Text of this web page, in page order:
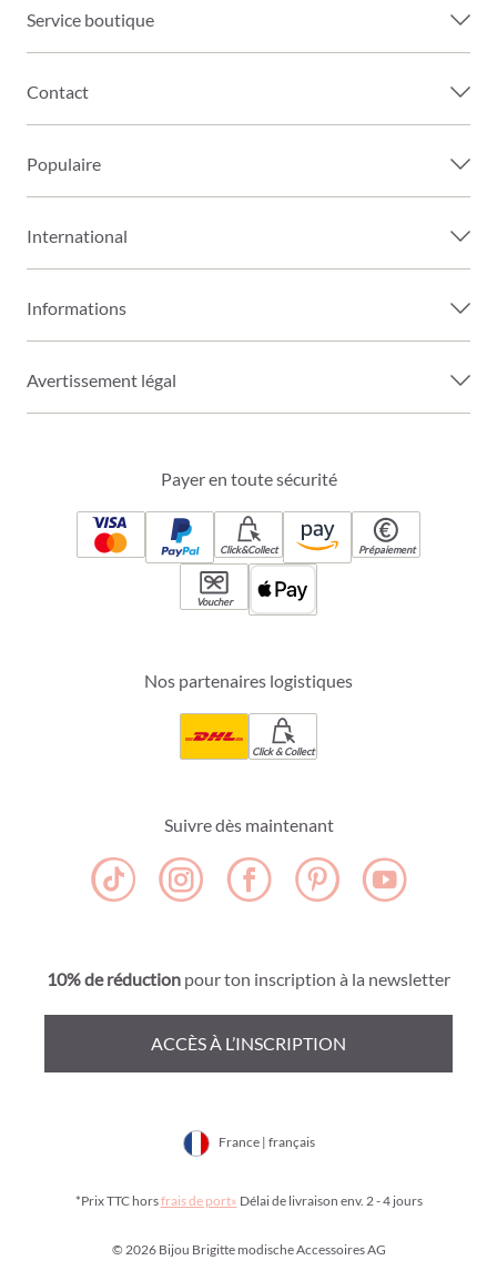
Service boutique
Contact
Populaire
International
Informations
Avertissement légal
Payer en toute sécurité
Click&Collect Prépaiement
Voucher
Nos partenaires logistiques
Click & Collect
Suivre dès maintenant
10% de réduction pour ton inscription à la newsletter
ACCÈS À L’INSCRIPTION
France | français
*Prix TTC horsfrais de port» Délai de livraison env. 2 - 4 jours
© 2026 Bijou Brigitte modische Accessoires AG